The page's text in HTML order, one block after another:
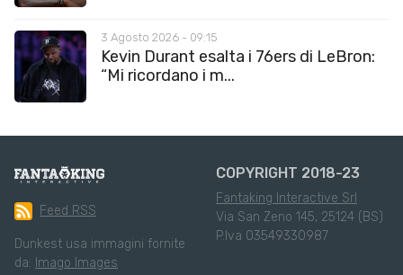
3 Agosto 2026 - 09:15
Kevin Durant esalta i 76ers di LeBron:
“Mi ricordano i m...
Feed RSS
Dunkest usa immagini fornite
da: Imago Images
COPYRIGHT 2018-23
Fantaking Interactive Srl
Via San Zeno 145, 25124 (BS)
P.Iva 03549330987